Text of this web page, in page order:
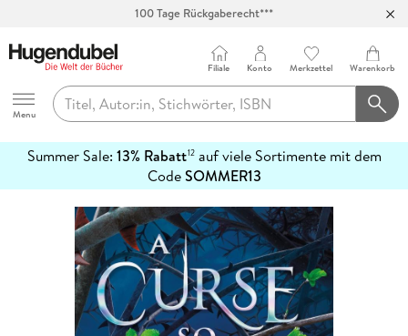
Abholung in über 100 Filialen
Hugendubel
Menu
Filiale Konto Merkzettel Warenkorb
Summer Sale: 13% Rabatt12auf viele Sortimente mit dem
CodeSOMMER13
erfahren